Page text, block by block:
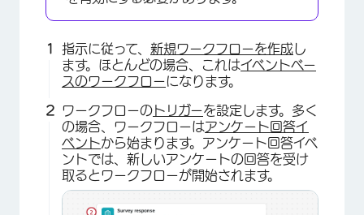
指示に従って、 新規ワークフローを作成し
ます。ほとんどの場合、これはイベントベー
スのワークフローになります。
ワークフローの トリガーを設定します。多く
の場合、ワークフローはアンケート回答イ
ベントから始まります。アンケート回答イベ
ントでは、新しいアンケートの回答を受け
取るとワークフローが開始されます。